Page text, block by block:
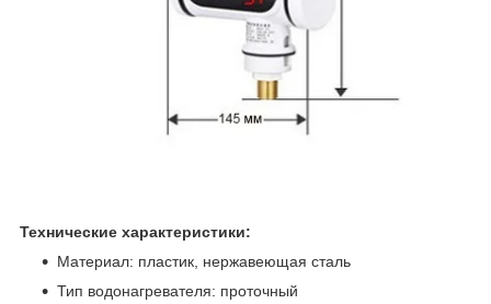
Технические характеристики:
Материал: пластик, нержавеющая сталь
Тип водонагревателя: проточный